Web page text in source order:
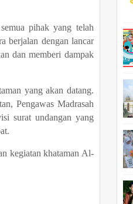
pihak yang telah
berjalan dengan lancar
dan memberi dampak
yang akan datang.
Pengawas Madrasah
surat undangan yang
kegiatan khataman Al-